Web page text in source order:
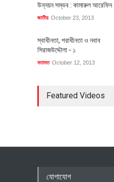
উন্নয়ন সম্ভব : কামারুল আরেফিন
জাতীয় October 23, 2013
স্বাধীনতা, পরাধীনতা ও নবাব
সিরাজউদ্দৌলা - ১
মতামত October 12, 2013
Featured Videos
যোগাযোগ